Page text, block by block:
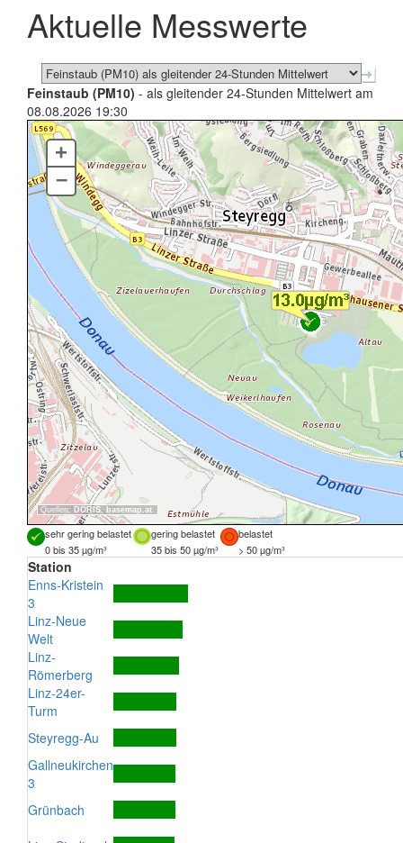
schließen
Aktuelle Messwerte
Feinstaub (PM10) - als gleitender 24-Stunden Mittelwert am
08.08.2026 19:30
Quellen: DORIS, basemap.at
+
–
sehr gering belastet gering belastet
belastet
0 bis 35 µg/m³
35 bis 50 µg/m³ > 50 µg/m³
Station
Enns-Kristein
3
Linz-Neue
Welt
Linz-
Römerberg
Linz-24er-
Turm
Steyregg-Au
Gallneukirchen
3
Grünbach